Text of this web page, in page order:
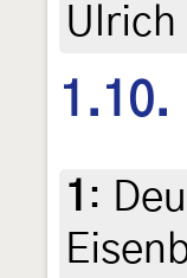
1.10.
1 :